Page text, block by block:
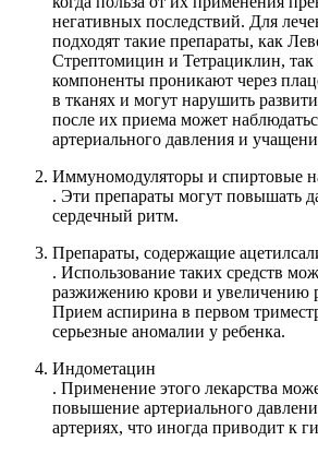
негативных последствий. Для
подходят такие препараты, как
Стрептомицин и Тетрациклин,
компоненты проникают через
в тканях и могут нарушить
после их приема может
артериального давления и
Иммуномодуляторы и спиртовые
. Эти препараты могут повышать
сердечный ритм.
Препараты, содержащие
. Использование таких средств
разжижению крови и увеличению
Прием аспирина в первом
серьезные аномалии у ребенка.
Индометацин
. Применение этого лекарства
повышение артериального
артериях, что иногда приводит к